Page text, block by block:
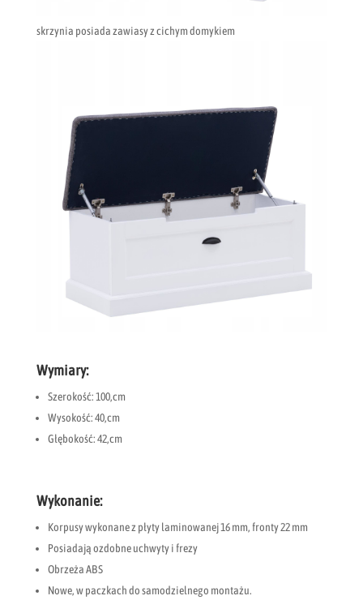
skrzynia posiada zawiasy z cichym domykiem
Wymiary:
Szerokość: 100,cm
Wysokość: 40,cm
Głębokość: 42,cm
Wykonanie:
Korpusy wykonane z płyty laminowanej 16 mm, fronty 22 mm
Posiadają ozdobne uchwyty i frezy
Obrzeża ABS
Nowe, w paczkach do samodzielnego montażu.